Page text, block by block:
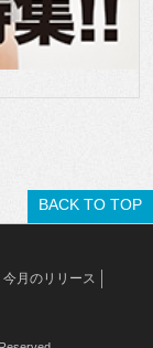
BACK TO TOP
今月のリリース